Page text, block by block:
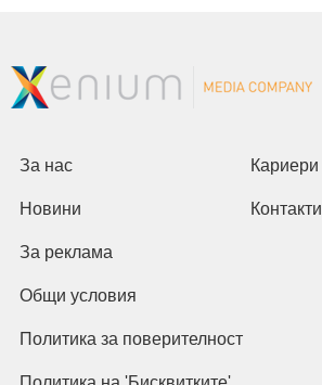
За нас Кариери
Новини Контакти
За реклама
Общи условия
Политика за поверителност